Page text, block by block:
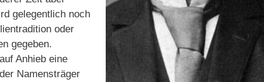
gelegentlich noch
oder
gegeben.
Anhieb eine
Namensträger